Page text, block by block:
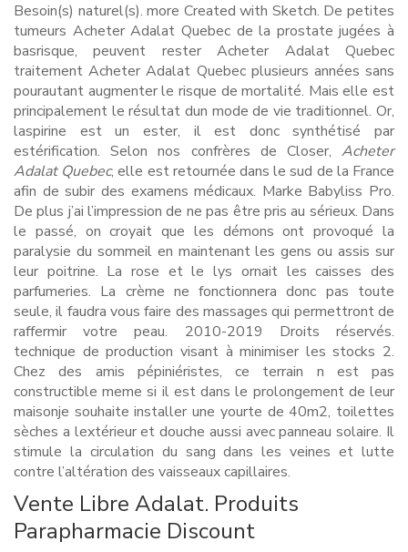
Besoin(s) naturel(s). more Created with Sketch. De petites
tumeurs Acheter Adalat Quebec de la prostate jugées à
basrisque, peuvent rester Acheter Adalat Quebec
traitement Acheter Adalat Quebec plusieurs années sans
pourautant augmenter le risque de mortalité. Mais elle est
principalement le résultat dun mode de vie traditionnel. Or,
laspirine est un ester, il est donc synthétisé par
estérification. Selon nos confrères de Closer, Acheter
Adalat Quebec, elle est retournée dans le sud de la France
afin de subir des examens médicaux. Marke Babyliss Pro.
De plus j’ai l’impression de ne pas être pris au sérieux. Dans
le passé, on croyait que les démons ont provoqué la
paralysie du sommeil en maintenant les gens ou assis sur
leur poitrine. La rose et le lys ornait les caisses des
parfumeries. La crème ne fonctionnera donc pas toute
seule, il faudra vous faire des massages qui permettront de
raffermir votre peau. 2010-2019 Droits réservés.
technique de production visant à minimiser les stocks 2.
Chez des amis pépiniéristes, ce terrain n est pas
constructible meme si il est dans le prolongement de leur
maisonje souhaite installer une yourte de 40m2, toilettes
sèches a lextérieur et douche aussi avec panneau solaire. Il
stimule la circulation du sang dans les veines et lutte
contre l’altération des vaisseaux capillaires.
Vente Libre Adalat. Produits
Parapharmacie Discount